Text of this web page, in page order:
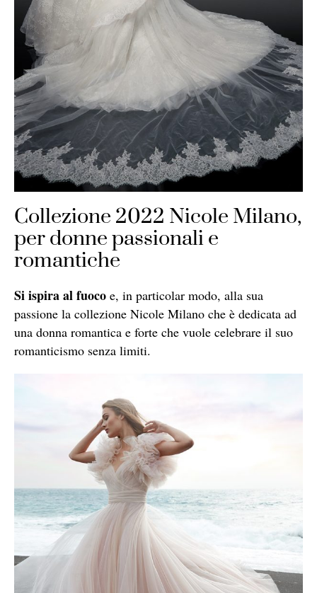
Collezione 2022 Nicole Milano,
per donne passionali e
romantiche
Si ispira al fuoco e, in particolar modo, alla sua
passione la collezione Nicole Milano che è dedicata ad
una donna romantica e forte che vuole celebrare il suo
romanticismo senza limiti.